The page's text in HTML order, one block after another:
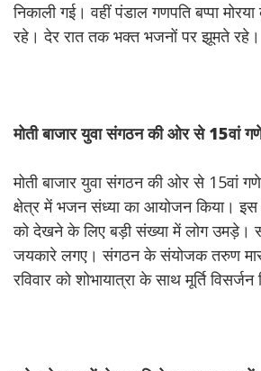
निकाली गई। वहीं पंडाल गणपति बप्पा
रहे। देर रात तक भक्त भजनों पर झूमते रहे।
मोतीबाजारयुवासंगठनकीओरसे 15वां
मोती बाजार युवा संगठन की ओर से 15वां
क्षेत्र में भजन संध्या का आयोजन किया। इस
को देखने के लिए बड़ी संख्या में लोग उमड़े।
जयकारे लगए। संगठन के संयोजक तरुण
रविवार को शोभायात्रा के साथ मूर्ति विसर्जन